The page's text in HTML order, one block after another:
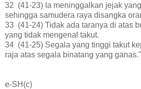
32 (41-23) Ia meninggalkan jejak
sehingga samudera raya disangka
33 (41-24) Tidak ada taranya di atas
yang tidak mengenal takut.
34 (41-25) Segala yang tinggi takut
raja atas segala binatang yang ganas."
e-SH(c)